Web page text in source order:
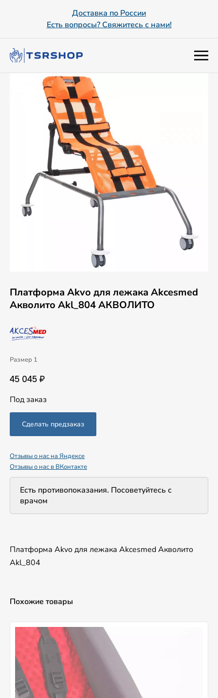
Доставка по России
Есть вопросы? Свяжитесь с нами!
Платформа Akvo для лежака Akcesmed
Акволито Akl_804 АКВОЛИТО
Размер 1
45 045 ₽
Под заказ
Отзывы о нас на Яндексе
Отзывы о нас в ВКонтакте
Есть противопоказания. Посоветуйтесь с
врачом
Платформа Akvo для лежака Akcesmed Акволито
Akl_804
Похожие товары